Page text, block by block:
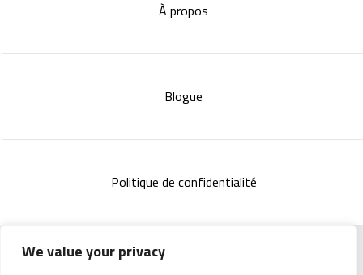
We value your privacy
À propos
Blogue
Politique de confidentialité